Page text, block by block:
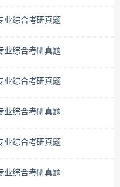
业综合考研真题
业综合考研真题
业综合考研真题
业综合考研真题
业综合考研真题
业综合考研真题